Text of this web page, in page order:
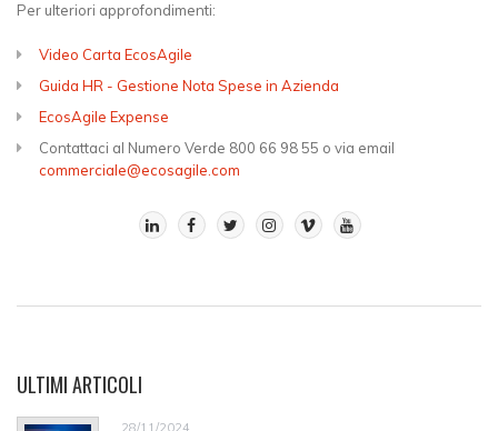
Per ulteriori approfondimenti:
Video Carta EcosAgile
Guida HR - Gestione Nota Spese in Azienda
EcosAgile Expense
Contattaci al Numero Verde 800 66 98 55 o via email
commerciale@ecosagile.com
ULTIMI ARTICOLI
28/11/2024